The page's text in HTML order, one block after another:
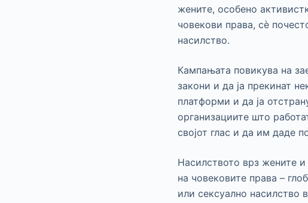
жените, особено
човекови права, сè
насилство.
Кампањата повикува на
закони и да ја прекинат
платформи и да ја
организациите што
својот глас и да им даде
Насилството врз жените
на човековите права –
или сексуално насилство